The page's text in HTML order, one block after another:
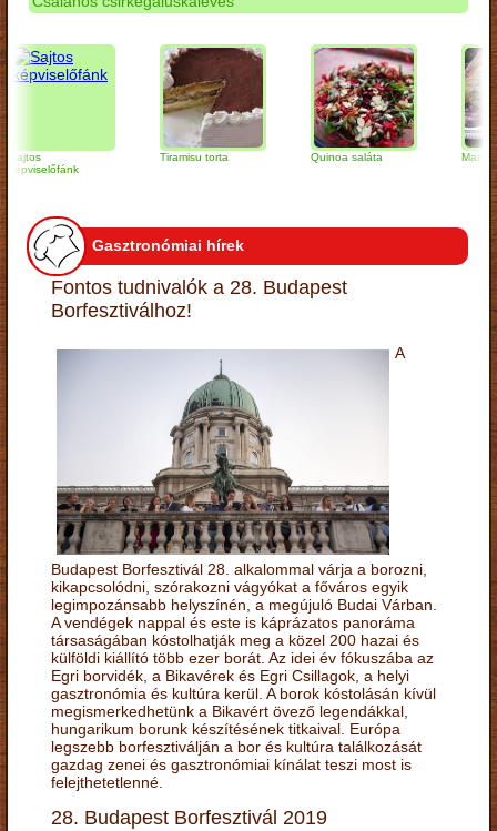
Tiramisu torta Quinoa saláta Mandulás
Gasztronómiai hírek
Fontos tudnivalók a 28. Budapest
Borfesztiválhoz!
A
Budapest Borfesztivál 28. alkalommal várja a borozni,
kikapcsolódni, szórakozni vágyókat a főváros egyik
legimpozánsabb helyszínén, a megújuló Budai Várban.
A vendégek nappal és este is káprázatos panoráma
társaságában kóstolhatják meg a közel 200 hazai és
külföldi kiállító több ezer borát. Az idei év fókuszába az
Egri borvidék, a Bikavérek és Egri Csillagok, a helyi
gasztronómia és kultúra kerül. A borok kóstolásán kívül
megismerkedhetünk a Bikavért övező legendákkal,
hungarikum borunk készítésének titkaival. Európa
legszebb borfesztiválján a bor és kultúra találkozását
gazdag zenei és gasztronómiai kínálat teszi most is
felejthetetlenné.
28. Budapest Borfesztivál 2019